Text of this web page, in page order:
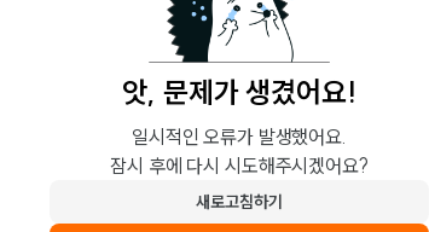
앗, 문제가 생겼어요!
일시적인 오류가 발생했어요.
잠시 후에 다시 시도해주시겠어요?
새로고침하기